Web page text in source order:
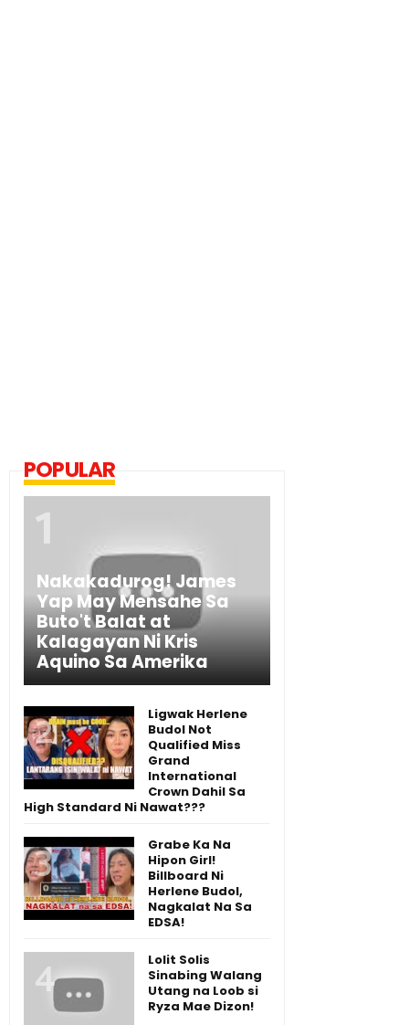
POPULAR
Nakakadurog! James
Yap May Mensahe Sa
Buto't Balat at
Kalagayan Ni Kris
Aquino Sa Amerika
Ligwak Herlene
Budol Not
Qualified Miss
Grand
International
Crown Dahil Sa
High Standard Ni Nawat???
Grabe Ka Na
Hipon Girl!
Billboard Ni
Herlene Budol,
Nagkalat Na Sa
EDSA!
Lolit Solis
Sinabing Walang
Utang na Loob si
Ryza Mae Dizon!